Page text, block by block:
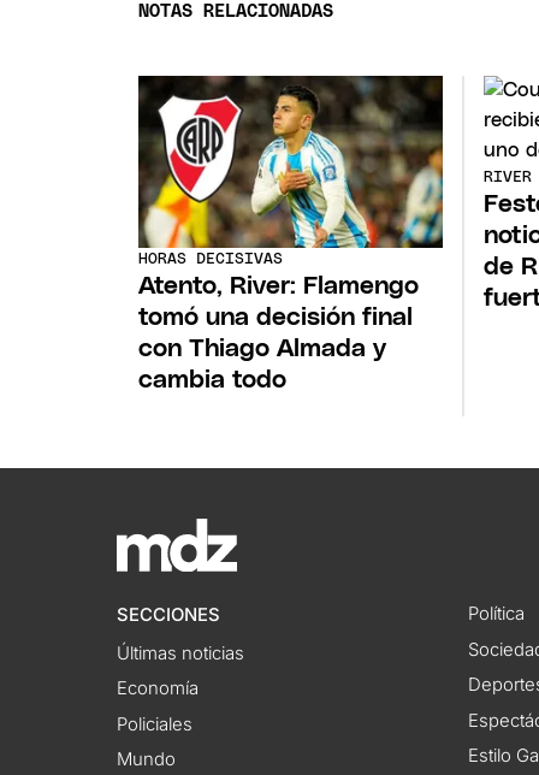
NOTAS RELACIONADAS
HORAS DECISIVAS
Atento, River: Flamengo
tomó una decisión final
con Thiago Almada y
cambia todo
RIVER
de
SECCIONES
Últimas noticias
Economía
Policiales
Mundo
Política
Estilo